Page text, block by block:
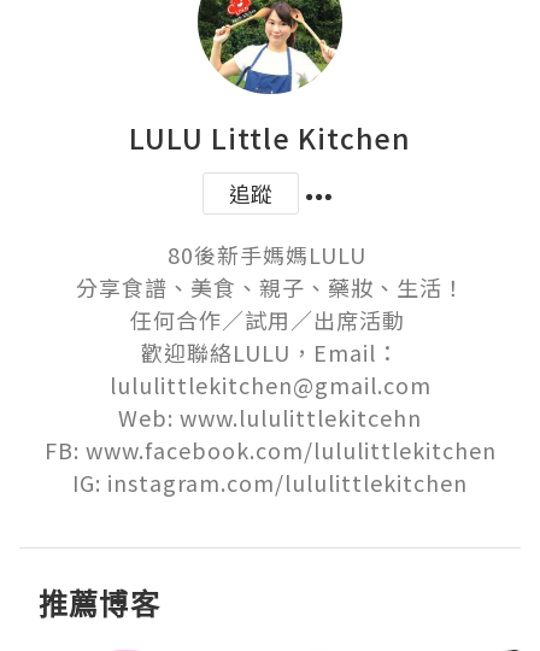
LULU Little Kitchen
追蹤
80後新手媽媽LULU
分享食譜、美食、親子、藥妝、生活！
任何合作／試用／出席活動
歡迎聯絡LULU，Email：
lululittlekitchen@gmail.com
Web: www.lululittlekitcehn
FB: www.facebook.com/lululittlekitchen
IG: instagram.com/lululittlekitchen
推薦博客